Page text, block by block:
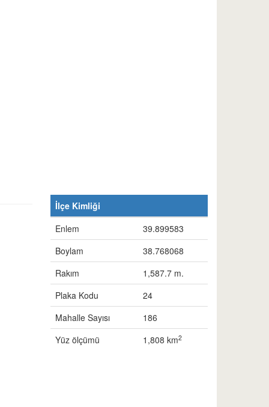
İlçe Kimliği
Enlem
39.899583
Boylam
38.768068
Rakım
1,587.7 m.
Plaka Kodu
24
Mahalle Sayısı
186
Yüz ölçümü
1,808 km2